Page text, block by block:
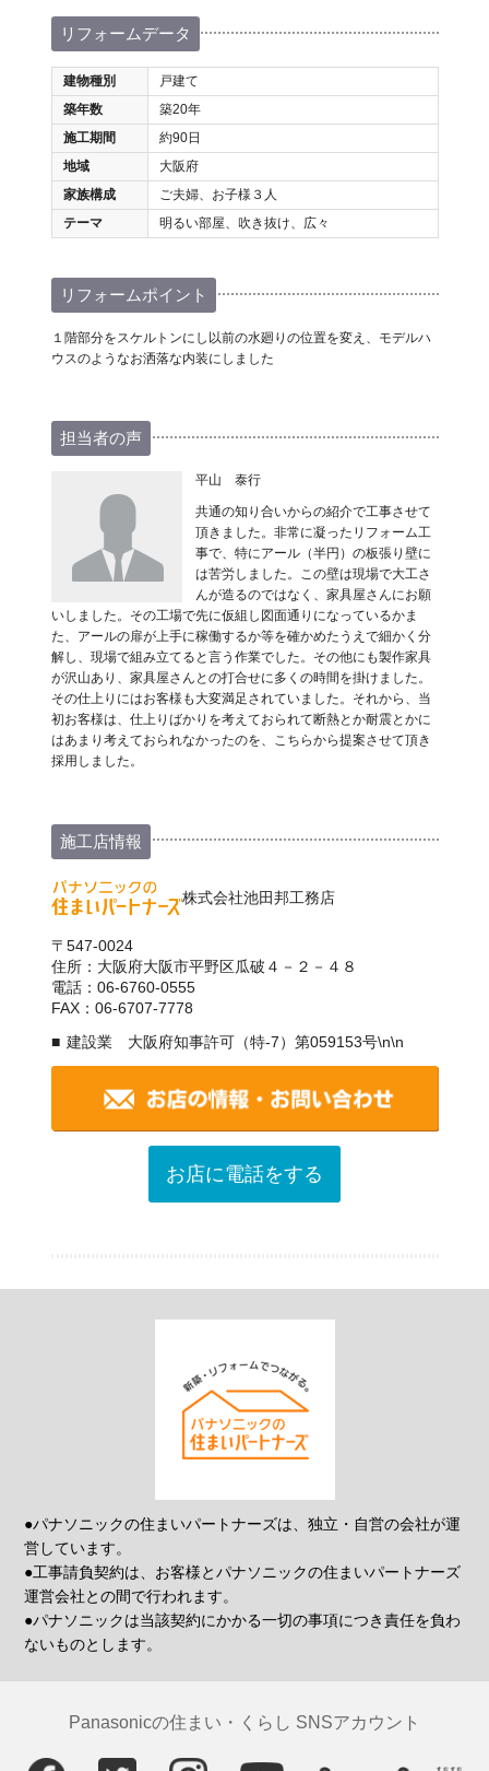
リフォームデータ
建物種別
戸建て
築年数
築20年
施工期間
約90日
地域
大阪府
家族構成
ご夫婦、お子様３人
テーマ
明るい部屋、吹き抜け、広々
リフォームポイント
１階部分をスケルトンにし以前の水廻りの位置を変え、モデルハ
ウスのようなお洒落な内装にしました
担当者の声
平山 泰行
共通の知り合いからの紹介で工事させて
頂きました。非常に凝ったリフォーム工
事で、特にアール（半円）の板張り壁に
は苦労しました。この壁は現場で大工さ
んが造るのではなく、家具屋さんにお願
いしました。その工場で先に仮組し図面通りになっているかま
た、アールの扉が上手に稼働するか等を確かめたうえで細かく分
解し、現場で組み立てると言う作業でした。その他にも製作家具
が沢山あり、家具屋さんとの打合せに多くの時間を掛けました。
その仕上りにはお客様も大変満足されていました。それから、当
初お客様は、仕上りばかりを考えておられて断熱とか耐震とかに
はあまり考えておられなかったのを、こちらから提案させて頂き
採用しました。
施工店情報
株式会社池田邦工務店
〒547-0024
住所：大阪府大阪市平野区瓜破４－２－４８
電話：06-6760-0555
FAX：06-6707-7778
建設業 大阪府知事許可（特-7）第059153号\n\n
お店に電話をする
●パナソニックの住まいパートナーズは、独立・自営の会社が運
営しています。
●工事請負契約は、お客様とパナソニックの住まいパートナーズ
運営会社との間で行われます。
●パナソニックは当該契約にかかる一切の事項につき責任を負わ
ないものとします。
Panasonicの住まい・くらし SNSアカウント